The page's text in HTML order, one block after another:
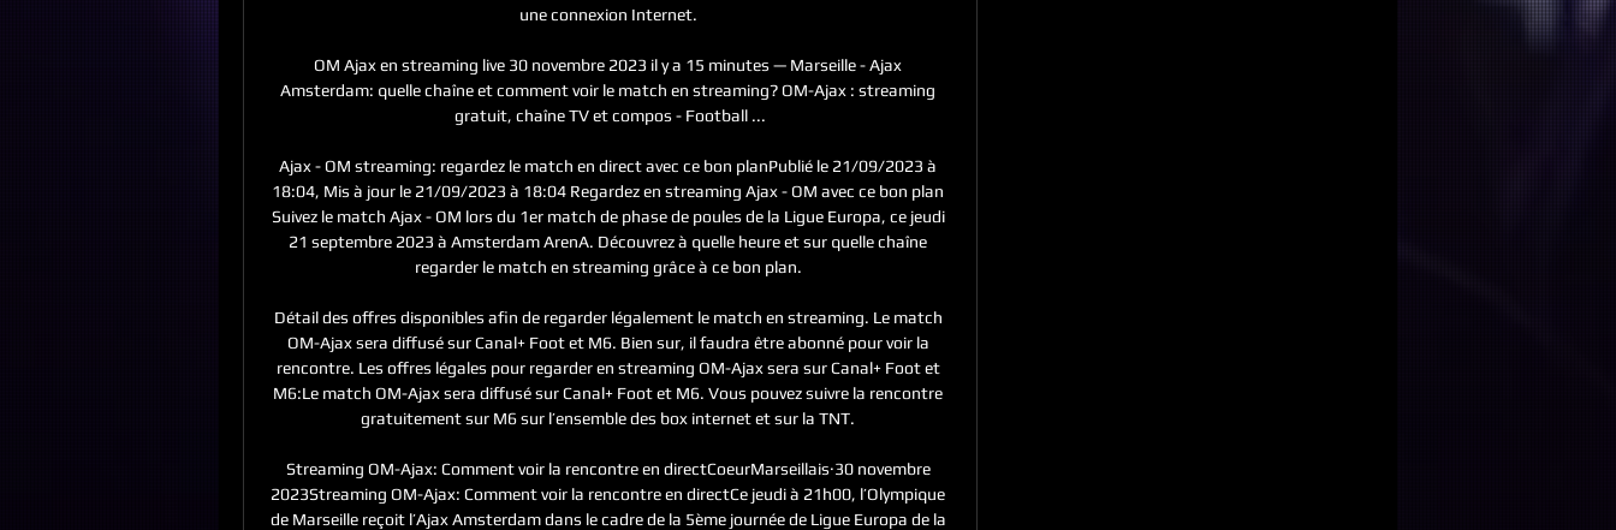
une connexion Internet.
OM Ajax en streaming live 30 novembre 2023 il y a 15 minutes — Marseille - Ajax
Amsterdam: quelle chaîne et comment voir le match en streaming? OM-Ajax : streaming
gratuit, chaîne TV et compos - Football ...
Ajax - OM streaming: regardez le match en direct avec ce bon planPublié le 21/09/2023 à
18:04, Mis à jour le 21/09/2023 à 18:04 Regardez en streaming Ajax - OM avec ce bon plan
Suivez le match Ajax - OM lors du 1er match de phase de poules de la Ligue Europa, ce jeudi
21 septembre 2023 à Amsterdam ArenA. Découvrez à quelle heure et sur quelle chaîne
regarder le match en streaming grâce à ce bon plan.
Détail des offres disponibles afin de regarder légalement le match en streaming. Le match
OM-Ajax sera diffusé sur Canal+ Foot et M6. Bien sur, il faudra être abonné pour voir la
rencontre. Les offres légales pour regarder en streaming OM-Ajax sera sur Canal+ Foot et
M6:Le match OM-Ajax sera diffusé sur Canal+ Foot et M6. Vous pouvez suivre la rencontre
gratuitement sur M6 sur l’ensemble des box internet et sur la TNT.
Streaming OM-Ajax: Comment voir la rencontre en directCoeurMarseillais·30 novembre
2023Streaming OM-Ajax: Comment voir la rencontre en directCe jeudi à 21h00, l’Olympique
de Marseille reçoit l’Ajax Amsterdam dans le cadre de la 5ème journée de Ligue Europa de la